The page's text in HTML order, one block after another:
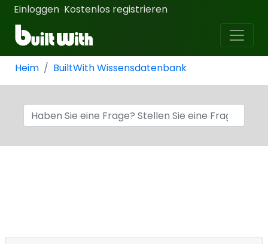
Einloggen · Kostenlos registrieren
Heim BuiltWith Wissensdatenbank